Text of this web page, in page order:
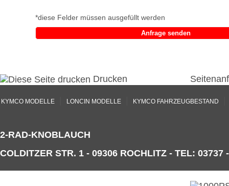
*diese Felder müssen ausgefüllt werden
Anfrage senden
Drucken
KYMCO MODELLE LONCIN MODELLE KYMCO FAHRZEUGBESTAND
2-RAD-KNOBLAUCH
COLDITZER STR. 1 - 09306 ROCHLITZ - TEL: 03737